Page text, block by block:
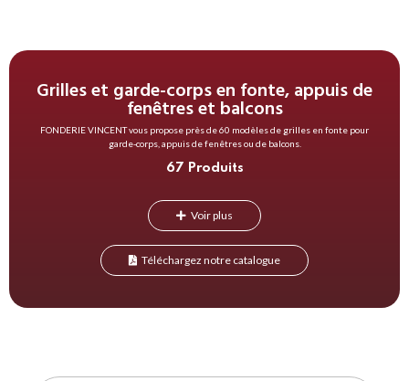
Grilles et garde-corps en fonte, appuis de
fenêtres et balcons
FONDERIE VINCENT vous propose près de 60 modèles de grilles en fonte pour
garde-corps, appuis de fenêtres ou de balcons.
67 Produits
Voir plus
Téléchargez notre catalogue